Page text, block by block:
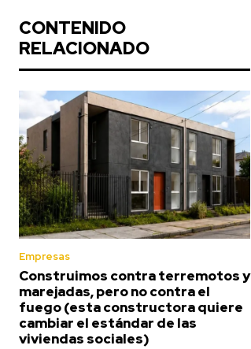
CONTENIDO
RELACIONADO
Empresas
Construimos contra terremotos y
marejadas, pero no contra el
fuego (esta constructora quiere
cambiar el estándar de las
viviendas sociales)